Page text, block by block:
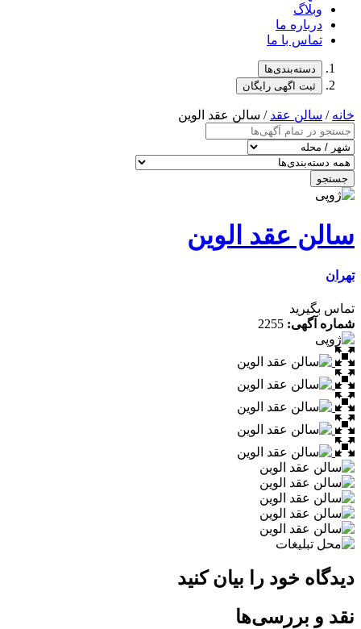
وبلاگ
درباره ما
تماس با ما
دسته‌بندی‌ها
ثبت اگهی رایگان
خانه/ سالن عقد/ سالن عقد الوین
جستجو
سالن عقد الوین
تهران
تماس بگیرید
شماره آگهی: 2255
دیدگاه خود را بیان کنید
نقد و بررسی‌ها